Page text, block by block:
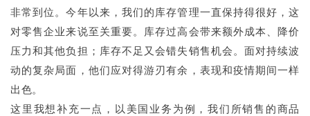
非常到位。今年以来，我们的库存管理一直保持得很好，这
对零售企业来说至关重要。库存过高会带来额外成本、降价
压力和其他负担；库存不足又会错失销售机会。面对持续波
动的复杂局面，他们应对得游刃有余，表现和疫情期间一样
出色。
这里我想补充一点，以美国业务为例，我们所销售的商品